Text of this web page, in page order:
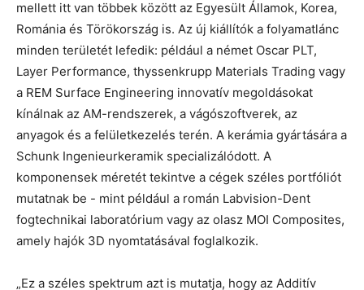
mellett itt van többek között az Egyesült Államok, Korea,
Románia és Törökország is. Az új kiállítók a folyamatlánc
minden területét lefedik: például a német Oscar PLT,
Layer Performance, thyssenkrupp Materials Trading vagy
a REM Surface Engineering innovatív megoldásokat
kínálnak az AM-rendszerek, a vágószoftverek, az
anyagok és a felületkezelés terén. A kerámia gyártására a
Schunk Ingenieurkeramik specializálódott. A
komponensek méretét tekintve a cégek széles portfóliót
mutatnak be - mint például a román Labvision-Dent
fogtechnikai laboratórium vagy az olasz MOI Composites,
amely hajók 3D nyomtatásával foglalkozik.
„Ez a széles spektrum azt is mutatja, hogy az Additív